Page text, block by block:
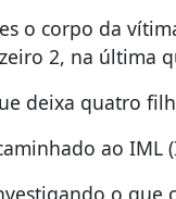
o corpo da
2, na última
deixa quatro
ao IML
o que